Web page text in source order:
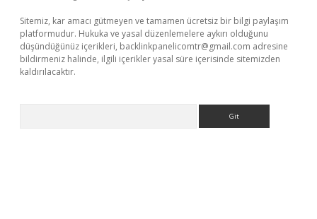
Sitemiz, kar amacı gütmeyen ve tamamen ücretsiz bir bilgi paylaşım
platformudur. Hukuka ve yasal düzenlemelere aykırı olduğunu
düşündüğünüz içerikleri, backlinkpanelicomtr@gmail.com adresine
bildirmeniz halinde, ilgili içerikler yasal süre içerisinde sitemizden
kaldırılacaktır.